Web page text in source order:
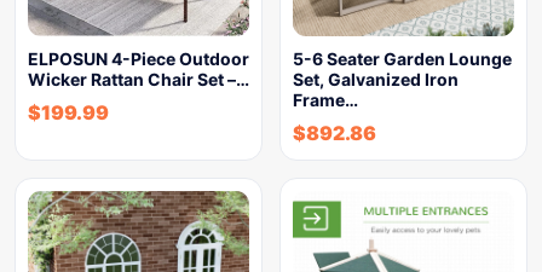
ELPOSUN 4-Piece Outdoor
Wicker Rattan Chair Set –…
$199.99
5-6 Seater Garden Lounge
Set, Galvanized Iron
Frame…
$892.86